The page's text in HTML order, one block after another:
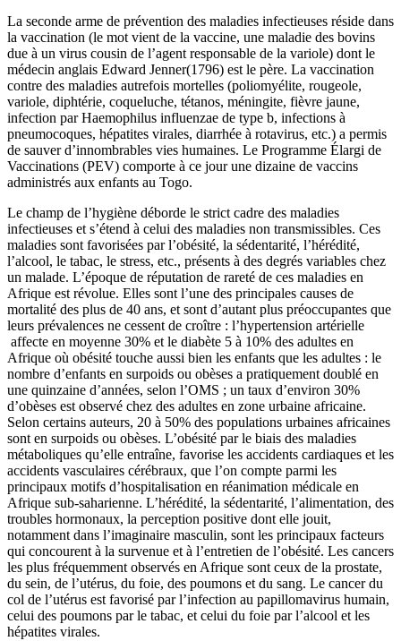
La seconde arme de prévention des maladies infectieuses réside dans
la vaccination (le mot vient de la vaccine, une maladie des bovins
due à un virus cousin de l’agent responsable de la variole) dont le
médecin anglais Edward Jenner(1796) est le père. La vaccination
contre des maladies autrefois mortelles (poliomyélite, rougeole,
variole, diphtérie, coqueluche, tétanos, méningite, fièvre jaune,
infection par Haemophilus influenzae de type b, infections à
pneumocoques, hépatites virales, diarrhée à rotavirus, etc.) a permis
de sauver d’innombrables vies humaines. Le Programme Élargi de
Vaccinations (PEV) comporte à ce jour une dizaine de vaccins
administrés aux enfants au Togo.
Le champ de l’hygiène déborde le strict cadre des maladies
infectieuses et s’étend à celui des maladies non transmissibles. Ces
maladies sont favorisées par l’obésité, la sédentarité, l’hérédité,
l’alcool, le tabac, le stress, etc., présents à des degrés variables chez
un malade. L’époque de réputation de rareté de ces maladies en
Afrique est révolue. Elles sont l’une des principales causes de
mortalité des plus de 40 ans, et sont d’autant plus préoccupantes que
leurs prévalences ne cessent de croître : l’hypertension artérielle
affecte en moyenne 30% et le diabète 5 à 10% des adultes en
Afrique où obésité touche aussi bien les enfants que les adultes : le
nombre d’enfants en surpoids ou obèses a pratiquement doublé en
une quinzaine d’années, selon l’OMS ; un taux d’environ 30%
d’obèses est observé chez des adultes en zone urbaine africaine.
Selon certains auteurs, 20 à 50% des populations urbaines africaines
sont en surpoids ou obèses. L’obésité par le biais des maladies
métaboliques qu’elle entraîne, favorise les accidents cardiaques et les
accidents vasculaires cérébraux, que l’on compte parmi les
principaux motifs d’hospitalisation en réanimation médicale en
Afrique sub-saharienne. L’hérédité, la sédentarité, l’alimentation, des
troubles hormonaux, la perception positive dont elle jouit,
notamment dans l’imaginaire masculin, sont les principaux facteurs
qui concourent à la survenue et à l’entretien de l’obésité. Les cancers
les plus fréquemment observés en Afrique sont ceux de la prostate,
du sein, de l’utérus, du foie, des poumons et du sang. Le cancer du
col de l’utérus est favorisé par l’infection au papillomavirus humain,
celui des poumons par le tabac, et celui du foie par l’alcool et les
hépatites virales.